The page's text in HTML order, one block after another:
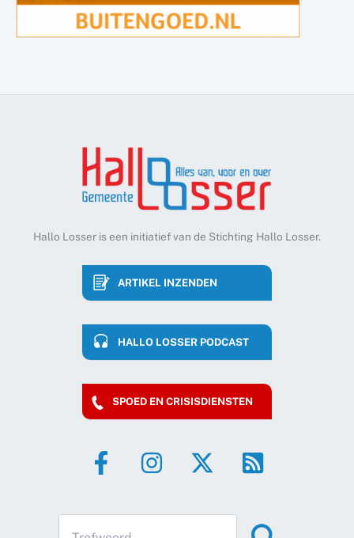
Hallo Losser is een initiatief van de Stichting Hallo Losser.
ARTIKEL INZENDEN
HALLO LOSSER PODCAST
SPOED EN CRISISDIENSTEN